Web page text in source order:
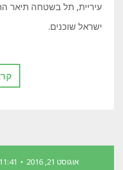
עיריית, תל בשטחה תיאר
ישראל שוכנים.
אוגוסט 21, 2016 11:41 am